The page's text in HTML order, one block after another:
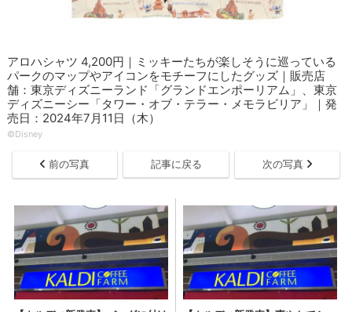
アロハシャツ 4,200円｜ミッキーたちが楽しそうに巡っている
パークのマップやアイコンをモチーフにしたグッズ｜販売店
舗：東京ディズニーランド「グランドエンポーリアム」、東京
ディズニーシー「タワー・オブ・テラー・メモラビリア」｜発
売日：2024年7月11日（木）
©Disney
前の写真 記事に戻る 次の写真